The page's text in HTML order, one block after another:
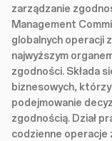
zarządzanie
Management
globalnych operacji
najwyższym
zgodności. Składa
biznesowych,
podejmowanie
zgodnością. Dział
codzienne operacje